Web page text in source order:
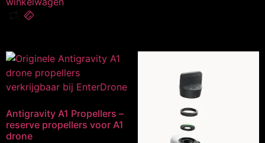
Antigravity A1 Propellers –
reserve propellers voor A1
drone